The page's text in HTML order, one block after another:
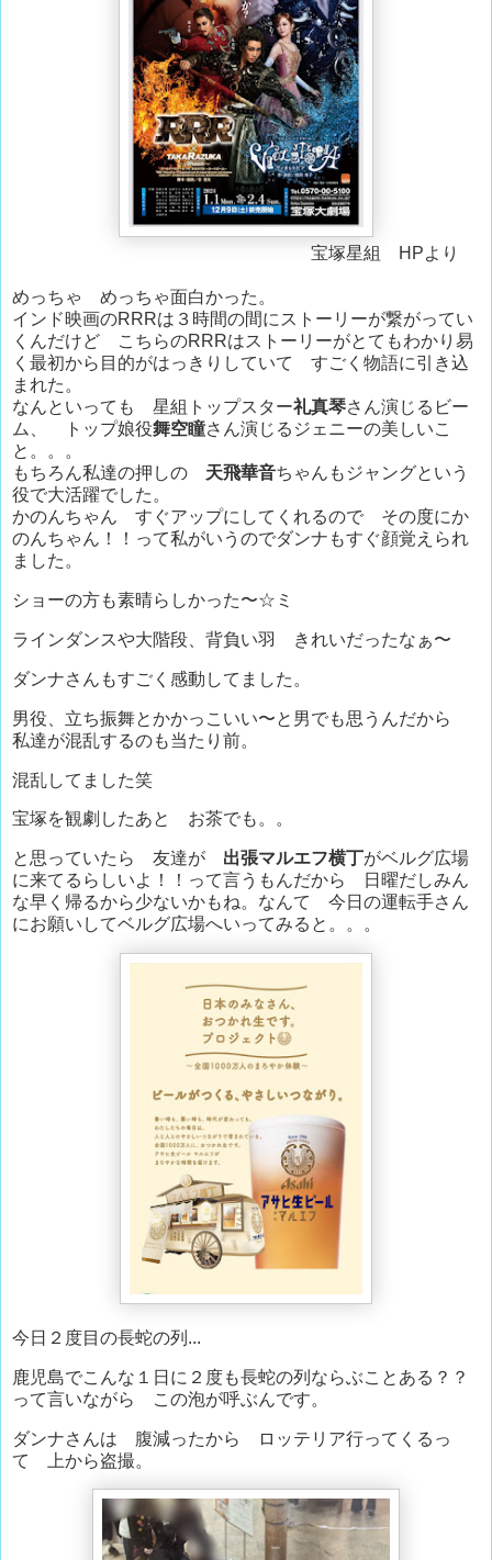
宝塚星組 HPより
めっちゃ めっちゃ面白かった。
インド映画のRRRは３時間の間にストーリーが繋がってい
くんだけど こちらのRRRはストーリーがとてもわかり易
く最初から目的がはっきりしていて すごく物語に引き込
まれた。
なんといっても 星組トップスター礼真琴さん演じるビー
ム、 トップ娘役舞空瞳さん演じるジェニーの美しいこ
と。。。
もちろん私達の押しの 天飛華音ちゃんもジャングという
役で大活躍でした。
かのんちゃん すぐアップにしてくれるので その度にか
のんちゃん！！って私がいうのでダンナもすぐ顔覚えられ
ました。
ショーの方も素晴らしかった〜☆ミ
ラインダンスや大階段、背負い羽 きれいだったなぁ〜
ダンナさんもすごく感動してました。
男役、立ち振舞とかかっこいい〜と男でも思うんだから
私達が混乱するのも当たり前。
混乱してました笑
宝塚を観劇したあと お茶でも。。
と思っていたら 友達が 出張マルエフ横丁がベルグ広場
に来てるらしいよ！！って言うもんだから 日曜だしみん
な早く帰るから少ないかもね。なんて 今日の運転手さん
にお願いしてベルグ広場へいってみると。。。
今日２度目の長蛇の列...
鹿児島でこんな１日に２度も長蛇の列ならぶことある？？
って言いながら この泡が呼ぶんです。
ダンナさんは 腹減ったから ロッテリア行ってくるっ
て 上から盗撮。